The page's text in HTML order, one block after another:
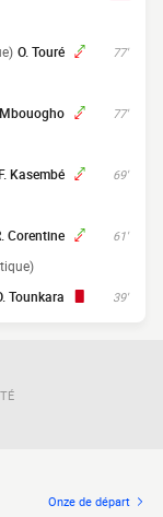
77'
O. Touré
77'
69'
Kasembé
61'
Corentine
39'
Tounkara
Onze de départ